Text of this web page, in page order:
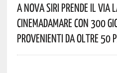
A Nova Siri Prende Il Via
Cinemadamare Con 300
Provenienti Da Oltre 50